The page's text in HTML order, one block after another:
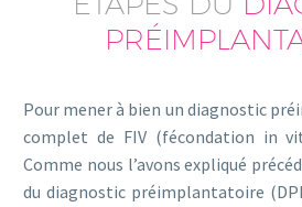
Pour mener à bien un diagnostic
complet de FIV (fécondation in
Comme nous l’avons expliqué
du diagnostic préimplantatoire